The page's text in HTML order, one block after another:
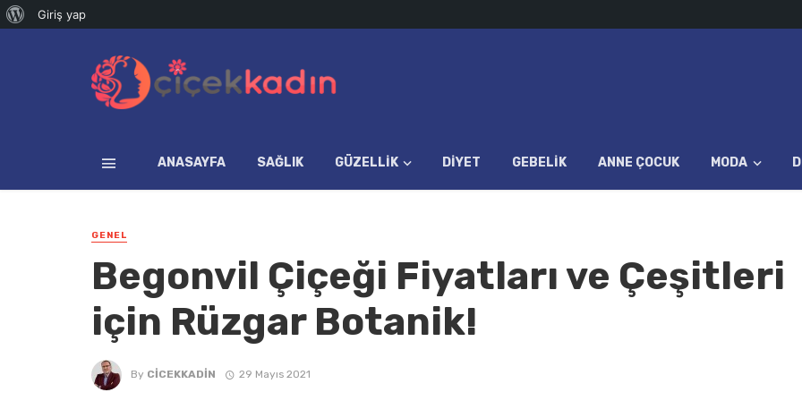
WordPress
Giriş yap
ANASAYFA SAĞLIK GÜZELLIK DIYET GEBELIK ANNE ÇOCUK MODA
GENEL
Begonvil Çiçeği Fiyatları ve Çeşitleri
için Rüzgar Botanik!
By CICEKKADIN 29 Mayıs 2021